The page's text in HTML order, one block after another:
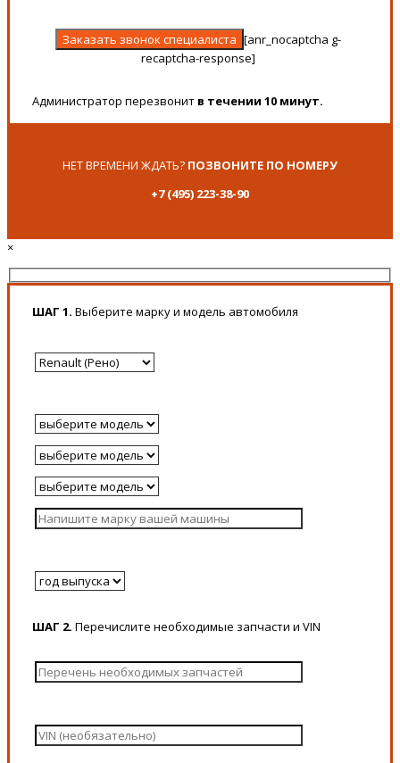
[anr_nocaptcha g-
recaptcha-response]
Администратор перезвонит в течении 10 минут.
НЕТ ВРЕМЕНИ ЖДАТЬ? ПОЗВОНИТЕ ПО НОМЕРУ
+7 (495) 223-38-90
×
ШАГ 1. Выберите марку и модель автомобиля
ШАГ 2. Перечислите необходимые запчасти и VIN